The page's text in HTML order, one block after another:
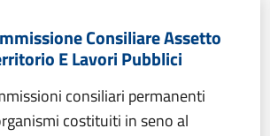
Consiliare Assetto
E Lavori Pubblici
consiliari permanenti
costituiti in seno al